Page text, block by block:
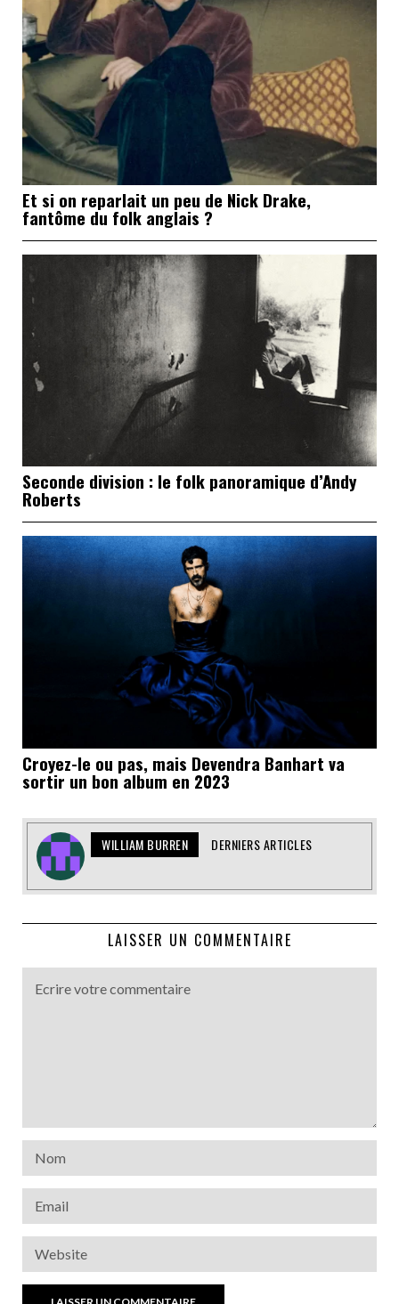
Et si on reparlait un peu de Nick Drake,
fantôme du folk anglais ?
Seconde division : le folk panoramique d’Andy
Roberts
Croyez-le ou pas, mais Devendra Banhart va
sortir un bon album en 2023
WILLIAM BURREN DERNIERS ARTICLES
LAISSER UN COMMENTAIRE